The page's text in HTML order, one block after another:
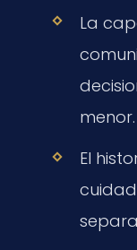
La
menor.
El